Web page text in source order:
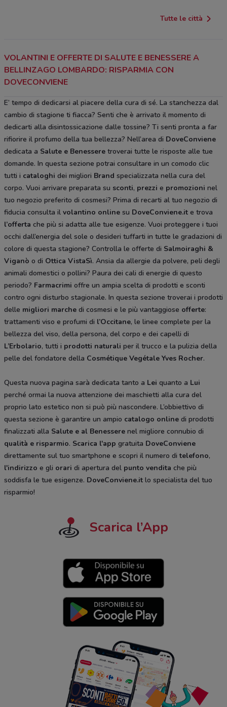
Tutte le città
VOLANTINI E OFFERTE DI SALUTE E BENESSERE A
BELLINZAGO LOMBARDO: RISPARMIA CON
DOVECONVIENE
E’ tempo di dedicarsi al piacere della cura di sé. La stanchezza dal
cambio di stagione ti fiacca? Senti che è arrivato il momento di
dedicarti alla disintossicazione dalle tossine? Ti senti pronta a far
rifiorire il profumo della tua bellezza? Nell’area di DoveConviene
dedicata a Salute e Benessere troverai tutte le risposte alle tue
domande. In questa sezione potrai consultare in un comodo clic
tutti i cataloghi dei migliori Brand specializzata nella cura del
corpo. Vuoi arrivare preparata su sconti, prezzi e promozioni nel
tuo negozio preferito di cosmesi? Prima di recarti al tuo negozio di
fiducia consulta il volantino online su DoveConviene.it e trova
l’offerta che più si adatta alle tue esigenze. Vuoi proteggere i tuoi
occhi dall’energia del sole o desideri tuffarti in tutte le gradazioni di
colore di questa stagione? Controlla le offerte di Salmoiraghi &
Viganò o di Ottica VistaSì. Ansia da allergie da polvere, peli degli
animali domestici o pollini? Paura dei cali di energie di questo
periodo? Farmacrimi offre un ampia scelta di prodotti e sconti
contro ogni disturbo stagionale. In questa sezione troverai i prodotti
delle migliori marche di cosmesi e le più vantaggiose offerte:
trattamenti viso e profumi di l’Occitane, le linee complete per la
bellezza del viso, della persona, del corpo e dei capelli di
L’Erbolario, tutti i prodotti naturali per il trucco e la pulizia della
pelle del fondatore della Cosmétique Vegétale Yves Rocher.
Questa nuova pagina sarà dedicata tanto a Lei quanto a Lui
perché ormai la nuova attenzione dei maschietti alla cura del
proprio lato estetico non si può più nascondere. L’obbiettivo di
questa sezione è garantire un ampio catalogo online di prodotti
finalizzati alla Salute e al Benessere nel migliore connubio di
qualità e risparmio. Scarica l'app gratuita DoveConviene
direttamente sul tuo smartphone e scopri il numero ditelefono,
l'indirizzo e gli orari di apertura del punto vendita che più
soddisfa le tue esigenze. DoveConviene.it lo specialista del tuo
risparmio!
Scarica l’App